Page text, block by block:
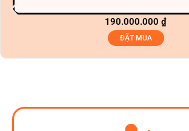
190.000.000 ₫
ĐẶT MUA